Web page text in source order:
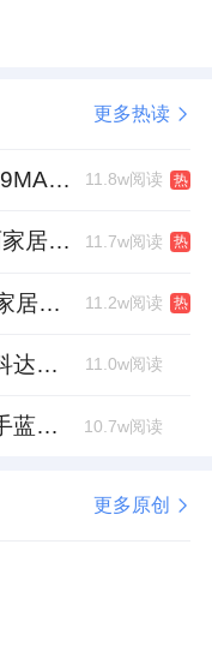
更多热读
冲刺2026年末开业！东外39MALL全球招商启幕，重构东直门商圈格局 11.8w阅读 热
跨界存储测试未落定，爱丽家居复牌前自揭多重风险 11.7w阅读 热
9连板后复牌再涨停！爱丽家居市盈率318倍，跨界收购案尚未落地 11.2w阅读 热
溢价220%并购关联资产，科达制造近75亿元重组被否 11.0w阅读
TGV 赛道领跑者 海目星携手蓝思科技掘金先进封装 10.7w阅读
更多原创